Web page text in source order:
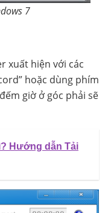
7
xuất hiện với các
hoặc dùng phím
giờ ở góc phải sẽ
Hướng dẫn Tải